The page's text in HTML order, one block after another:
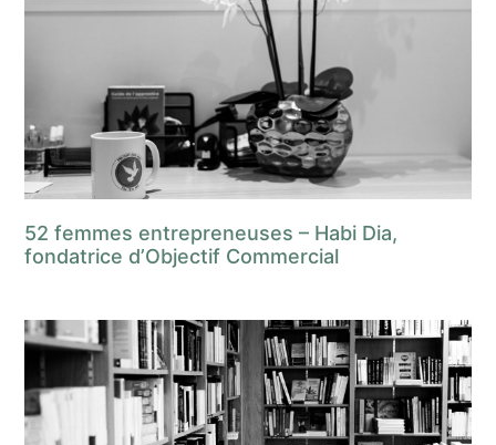
52 femmes entrepreneuses – Habi Dia,
fondatrice d’Objectif Commercial